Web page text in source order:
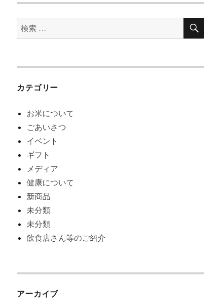
検
索
象:
検
カテゴリー
お米について
ごあいさつ
イベント
ギフト
メディア
健康について
新商品
未分類
未分類
飲食店さん等のご紹介
アーカイブ